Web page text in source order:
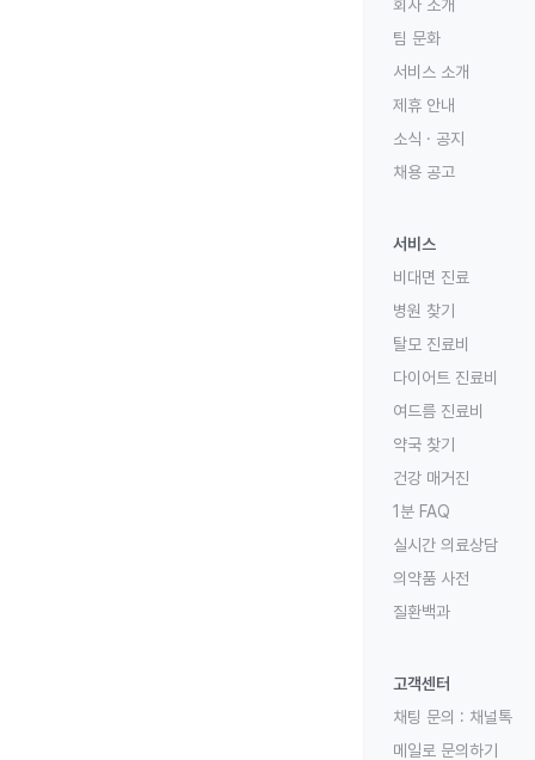
회사 소개
팀 문화
서비스 소개
제휴 안내
소식 · 공지
채용 공고
서비스
비대면 진료
병원 찾기
탈모 진료비
다이어트 진료비
여드름 진료비
약국 찾기
건강 매거진
1분 FAQ
실시간 의료상담
의약품 사전
질환백과
고객센터
채팅 문의 : 채널톡
메일로 문의하기